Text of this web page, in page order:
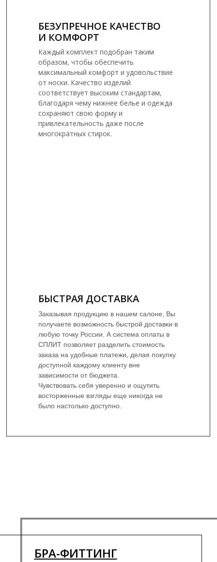
Заказывая продукцию в нашем салоне, Вы
получаете возможность быстрой доставки в
любую точку России. А система оплаты в
СПЛИТ позволяет разделить стоимость
заказа на удобные платежи, делая покупку
доступной каждому клиенту вне
зависимости от бюджета.
Чувствовать себя уверенно и ощутить
восторженные взгляды еще никогда не
было настолько доступно.
БЫСТРАЯ ДОСТАВКА
Каждый комплект подобран таким
образом, чтобы обеспечить
максимальный комфорт и удовольствие
от носки. Качество изделий
соответствует высоким стандартам,
благодаря чему нижнее белье и одежда
сохраняют свою форму и
привлекательность даже после
многократных стирок.
БЕЗУПРЕЧНОЕ КАЧЕСТВО
И КОМФОРТ
БРА-ФИТТИНГ